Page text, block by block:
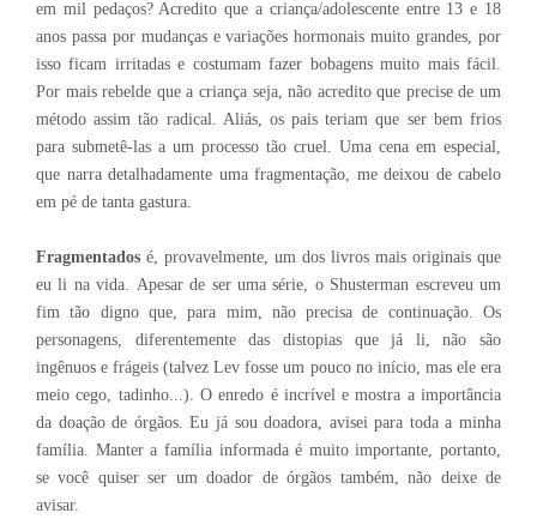
em mil pedaços? Acredito que a criança/adolescente entre 13 e 18
anos passa por mudanças e variações hormonais muito grandes, por
isso ficam irritadas e costumam fazer bobagens muito mais fácil.
Por mais rebelde que a criança seja, não acredito que precise de um
método assim tão radical. Aliás, os pais teriam que ser bem frios
para submetê-las a um processo tão cruel. Uma cena em especial,
que narra detalhadamente uma fragmentação, me deixou de cabelo
em pé de tanta gastura.
Fragmentados é, provavelmente, um dos livros mais originais que
eu li na vida. Apesar de ser uma série, o Shusterman escreveu um
fim tão digno que, para mim, não precisa de continuação. Os
personagens, diferentemente das distopias que já li, não são
ingênuos e frágeis (talvez Lev fosse um pouco no início, mas ele era
meio cego, tadinho...). O enredo é incrível e mostra a importância
da doação de órgãos. Eu já sou doadora, avisei para toda a minha
família. Manter a família informada é muito importante, portanto,
se você quiser ser um doador de órgãos também, não deixe de
avisar.